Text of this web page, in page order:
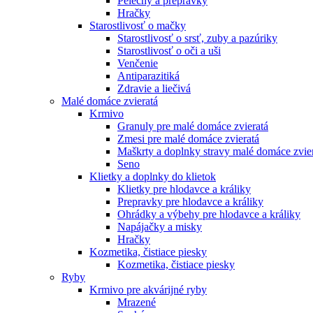
Hračky
Starostlivosť o mačky
Starostlivosť o srsť, zuby a pazúriky
Starostlivosť o oči a uši
Venčenie
Antiparazitiká
Zdravie a liečivá
Malé domáce zvieratá
Krmivo
Granuly pre malé domáce zvieratá
Zmesi pre malé domáce zvieratá
Maškrty a doplnky stravy malé domáce
Seno
Klietky a doplnky do klietok
Klietky pre hlodavce a králiky
Prepravky pre hlodavce a králiky
Ohrádky a výbehy pre hlodavce a králiky
Napájačky a misky
Hračky
Kozmetika, čistiace piesky
Kozmetika, čistiace piesky
Ryby
Krmivo pre akvárijné ryby
Mrazené